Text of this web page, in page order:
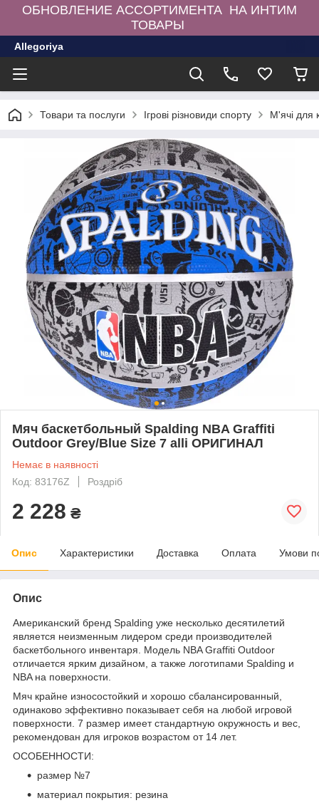
ОБНОВЛЕНИЕ АССОРТИМЕНТА НА ИНТИМ
ТОВАРЫ
Allegoriya
Товари та послуги Ігрові різновиди спорту М'ячі для
Мяч баскетбольный Spalding NBA Graffiti
Outdoor Grey/Blue Size 7 alli ОРИГИНАЛ
Немає в наявності
Код: 83176Z
Роздріб
2 228 ₴
Опис Характеристики Доставка Оплата Умови
Опис
Американский бренд Spalding уже несколько десятилетий
является неизменным лидером среди производителей
баскетбольного инвентаря. Модель NBA Graffiti Outdoor
отличается ярким дизайном, а также логотипами Spalding и
NBAна поверхности.
Мяч крайне износостойкий и хорошо сбалансированный,
одинаково эффективно показывает себя на любой игровой
поверхности. 7 размер имеет стандартную окружность и вес,
рекомендован для игроков возрастом от 14 лет.
ОСОБЕННОСТИ:
размер №7
материал покрытия: резина